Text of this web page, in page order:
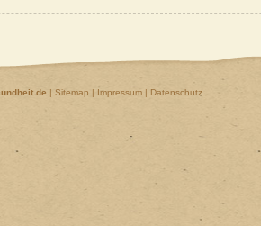
| Sitemap | Impressum | Datenschutz